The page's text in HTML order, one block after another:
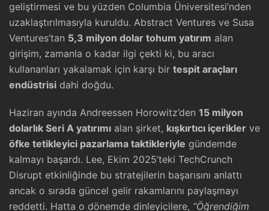
geliştirmesi ve bu yüzden Columbia Üniversitesi’nden
uzaklaştırılmasıyla kuruldu. Abstract Ventures ve Susa
Ventures’tan 5,3 milyon dolar tohum yatırım alan
girişim, zamanla o kadar ilgi çekti ki, bu aracı
kullananları yakalamak için karşı bir tespit araçları
endüstrisi dahi doğdu.
Haziran ayında Andreessen Horowitz’den 15 milyon
dolarlık Seri A yatırımı alan şirket, kışkırtıcı içerikler ve
öfke tetikleyici pazarlama taktikleriyle gündemde
kalmayı başardı. Lee, Ekim 2025’teki TechCrunch
Disrupt etkinliğinde bu stratejilerin başarısını anlattı
ancak o sırada güncel gelir rakamlarını paylaşmayı
reddetti. Hatta o dönemde dinleyicilere, “Öğrendiğim